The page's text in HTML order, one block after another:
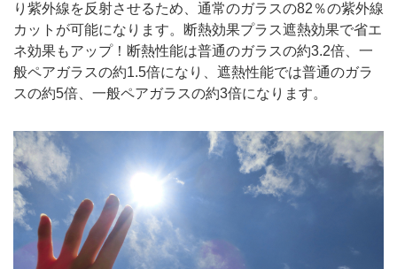
り紫外線を反射させるため、通常のガラスの82％の紫外線
カットが可能になります。断熱効果プラス遮熱効果で省エ
ネ効果もアップ！断熱性能は普通のガラスの約3.2倍、一
般ペアガラスの約1.5倍になり、遮熱性能では普通のガラ
スの約5倍、一般ペアガラスの約3倍になります。